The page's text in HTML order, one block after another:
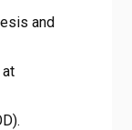
and